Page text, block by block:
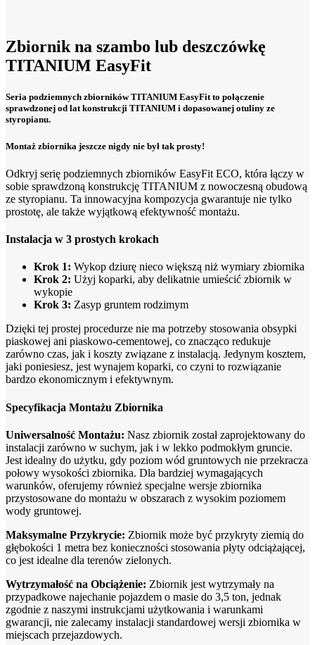
Zbiornik na szambo lub deszczówkę
TITANIUM EasyFit
Seria podziemnych zbiorników TITANIUM EasyFit to połączenie
sprawdzonej od lat konstrukcji TITANIUM i dopasowanej otuliny ze
styropianu.
Montaż zbiornika jeszcze nigdy nie był tak prosty!
Odkryj serię podziemnych zbiorników EasyFit ECO, która łączy w
sobie sprawdzoną konstrukcję TITANIUM z nowoczesną obudową
ze styropianu. Ta innowacyjna kompozycja gwarantuje nie tylko
prostotę, ale także wyjątkową efektywność montażu.
Instalacja w 3 prostych krokach
Krok 1: Wykop dziurę nieco większą niż wymiary zbiornika
Krok 2: Użyj koparki, aby delikatnie umieścić zbiornik w
wykopie
Krok 3: Zasyp gruntem rodzimym
Dzięki tej prostej procedurze nie ma potrzeby stosowania obsypki
piaskowej ani piaskowo-cementowej, co znacząco redukuje
zarówno czas, jak i koszty związane z instalacją. Jedynym kosztem,
jaki poniesiesz, jest wynajem koparki, co czyni to rozwiązanie
bardzo ekonomicznym i efektywnym.
Specyfikacja Montażu Zbiornika
Uniwersalność Montażu: Nasz zbiornik został zaprojektowany do
instalacji zarówno w suchym, jak i w lekko podmokłym gruncie.
Jest idealny do użytku, gdy poziom wód gruntowych nie przekracza
połowy wysokości zbiornika. Dla bardziej wymagających
warunków, oferujemy również specjalne wersje zbiornika
przystosowane do montażu w obszarach z wysokim poziomem
wody gruntowej.
Maksymalne Przykrycie: Zbiornik może być przykryty ziemią do
głębokości 1 metra bez konieczności stosowania płyty odciążającej,
co jest idealne dla terenów zielonych.
Wytrzymałość na Obciążenie: Zbiornik jest wytrzymały na
przypadkowe najechanie pojazdem o masie do 3,5 ton, jednak
zgodnie z naszymi instrukcjami użytkowania i warunkami
gwarancji, nie zalecamy instalacji standardowej wersji zbiornika w
miejscach przejazdowych.